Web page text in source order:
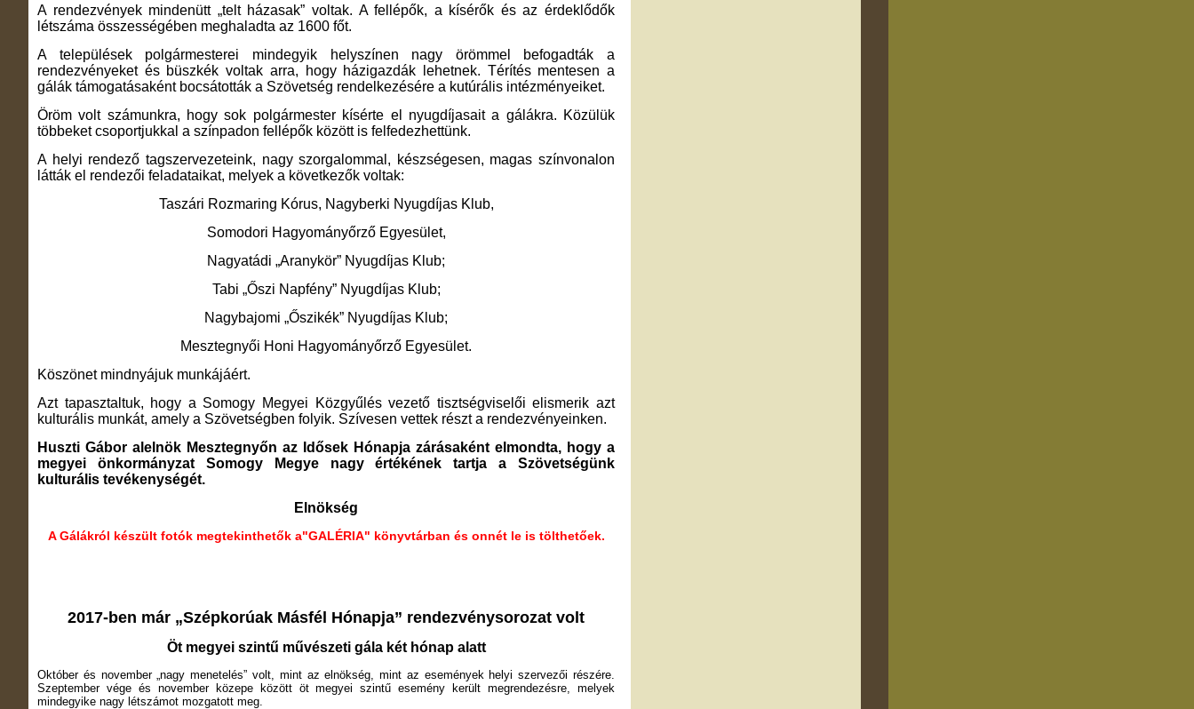
A rendezvények mindenütt „telt házasak” voltak. A fellépők, a kísérők és az érdeklődők
létszáma összességében meghaladta az 1600 főt.
A települések polgármesterei mindegyik helyszínen nagy örömmel befogadták a
rendezvényeket és büszkék voltak arra, hogy házigazdák lehetnek. Térítés mentesen a
gálák támogatásaként bocsátották a Szövetség rendelkezésére a kutúrális intézményeiket.
Öröm volt számunkra, hogy sok polgármester kísérte el nyugdíjasait a gálákra. Közülük
többeket csoportjukkal a színpadon fellépők között is felfedezhettünk.
A helyi rendező tagszervezeteink, nagy szorgalommal, készségesen, magas színvonalon
látták el rendezői feladataikat, melyek a következők voltak:
Taszári Rozmaring Kórus, Nagyberki Nyugdíjas Klub,
Somodori Hagyományőrző Egyesület,
Nagyatádi „Aranykör” Nyugdíjas Klub;
Tabi „Őszi Napfény” Nyugdíjas Klub;
Nagybajomi „Őszikék” Nyugdíjas Klub;
Mesztegnyői Honi Hagyományőrző Egyesület.
Köszönet mindnyájuk munkájáért.
Azt tapasztaltuk, hogy a Somogy Megyei Közgyűlés vezető tisztségviselői elismerik azt
kulturális munkát, amely a Szövetségben folyik. Szívesen vettek részt a rendezvényeinken.
Huszti Gábor alelnök Mesztegnyőn az Idősek Hónapja zárásaként elmondta, hogy a
megyei önkormányzat Somogy Megye nagy értékének tartja a Szövetségünk
kulturális tevékenységét.
Elnökség
A Gálákról készült fotók megtekinthetők a"GALÉRIA" könyvtárban és onnét le is tölthetőek.
2017-ben már „Szépkorúak Másfél Hónapja” rendezvénysorozat volt
Öt megyei szintű művészeti gála két hónap alatt
Október és november „nagy menetelés” volt, mint az elnökség, mint az események helyi szervezői részére.
Szeptember vége és november közepe között öt megyei szintű esemény került megrendezésre, melyek
mindegyike nagy létszámot mozgatott meg.